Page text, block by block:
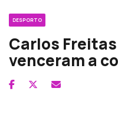
DESPORTO
Carlos
venceram a